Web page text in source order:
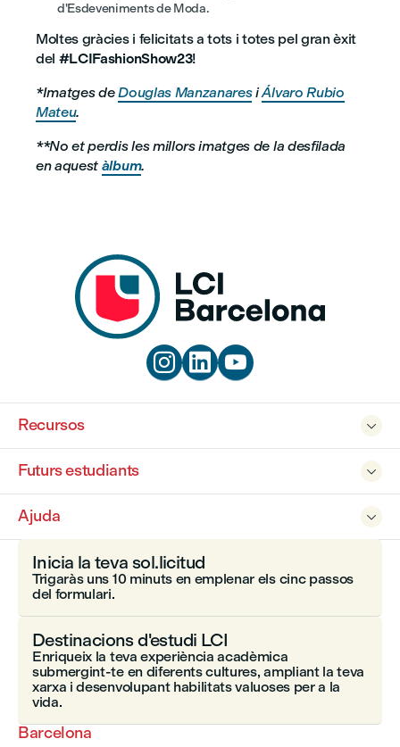
d'Esdeveniments de Moda.
Moltes gràcies i felicitats a tots i totes pel gran èxit
del #LCIFashionShow23!
*Imatges deDouglas ManzanaresiÁlvaro Rubio
Mateu.
**No et perdis les millors imatges de la desfilada
en aquest àlbum.
  

Recursos

Futurs estudiants

Ajuda
Barcelona
Inicia la teva sol.licitud
Trigaràs uns 10 minuts en emplenar els cinc passos
del formulari.
Destinacions d'estudi LCI
Enriqueix la teva experiència acadèmica
submergint-te en diferents cultures, ampliant la teva
xarxa i desenvolupant habilitats valuoses per a la
vida.